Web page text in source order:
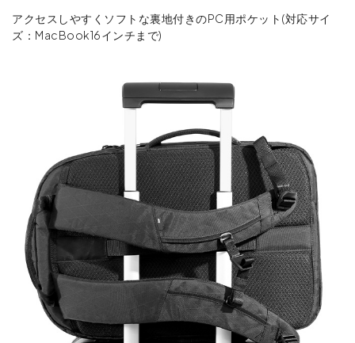
アクセスしやすくソフトな裏地付きのPC用ポケット(対応サイ
ズ：MacBook16インチまで)